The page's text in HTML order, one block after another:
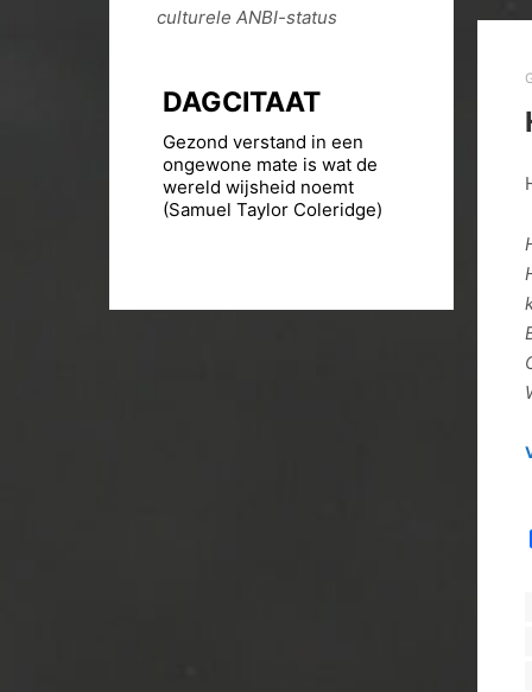
culturele ANBI-status
DAGCITAAT
Gezond verstand in een
ongewone mate is wat de
wereld wijsheid noemt
(Samuel Taylor Coleridge)